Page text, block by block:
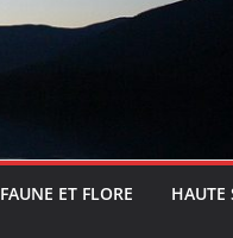
FAUNE ET FLORE HAUTE